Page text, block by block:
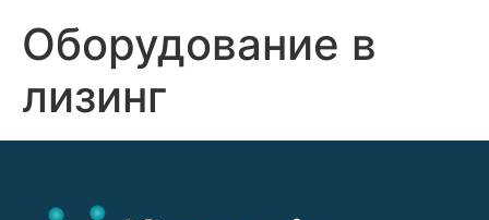
Оборудование в
лизинг